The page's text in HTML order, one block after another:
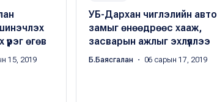
өгөв
15, 2019
УБ-Дархан чиглэлийн авто
замыг өнөөдрөөс хааж,
засварын ажлыг эхлүүллээ
Б.Баясгалан ・ 06 сарын 17, 2019